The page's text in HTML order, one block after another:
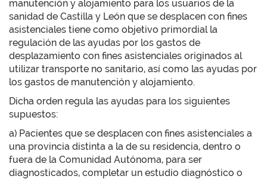
manutención y alojamiento para los usuarios de la
sanidad de Castilla y León que se desplacen con fines
asistenciales tiene como objetivo primordial la
regulación de las ayudas por los gastos de
desplazamiento con fines asistenciales originados al
utilizar transporte no sanitario, así como las ayudas por
los gastos de manutención y alojamiento.
Dicha orden regula las ayudas para los siguientes
supuestos:
a) Pacientes que se desplacen con fines asistenciales a
una provincia distinta a la de su residencia, dentro o
fuera de la Comunidad Autónoma, para ser
diagnosticados, completar un estudio diagnóstico o